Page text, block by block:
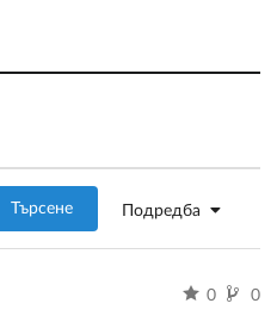
Подредба
Търсене
0 0